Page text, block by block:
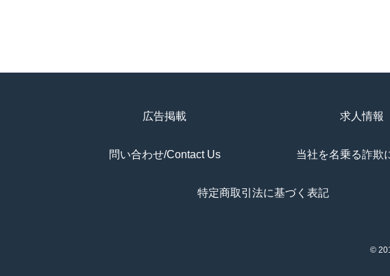
広告掲載 求人情報
問い合わせ/Contact Us 当社を名乗る詐欺
特定商取引法に基づく表記
©